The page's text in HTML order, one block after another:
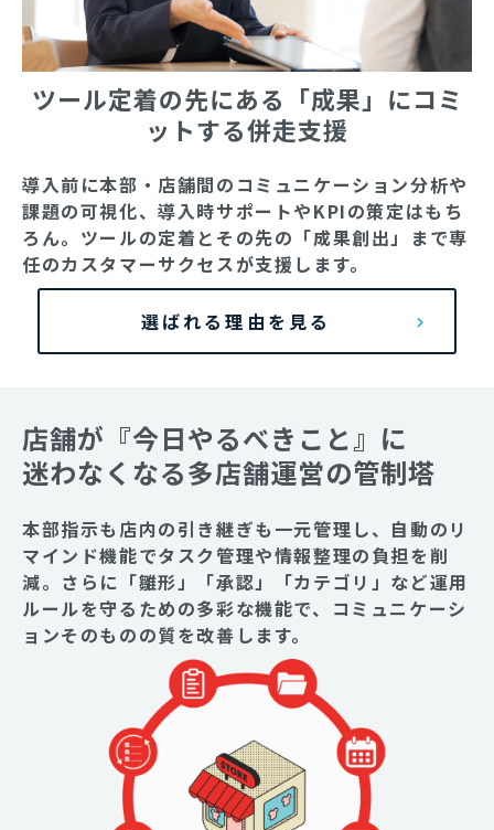
ツール定着の先にある「成果」にコミ
ットする併走支援
導入前に本部・店舗間のコミュニケーション分析や
課題の可視化、導入時サポートやKPIの策定はもち
ろん。ツールの定着とその先の「成果創出」まで専
任のカスタマーサクセスが支援します。
選ばれる理由を見る
店舗が『今日やるべきこと』に
迷わなくなる多店舗運営の管制塔
本部指示も店内の引き継ぎも一元管理し、自動のリ
マインド機能でタスク管理や情報整理の負担を削
減。さらに「雛形」「承認」「カテゴリ」など運用
ルールを守るための多彩な機能で、コミュニケーシ
ョンそのものの質を改善します。